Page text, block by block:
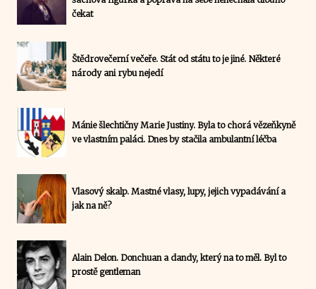
čekat
Štědrovečerní večeře. Stát od státu to je jiné. Některé
národy ani rybu nejedí
Mánie šlechtičny Marie Justiny. Byla to chorá vězeňkyně
ve vlastním paláci. Dnes by stačila ambulantní léčba
Vlasový skalp. Mastné vlasy, lupy, jejich vypadávání a
jak na ně?
Alain Delon. Donchuan a dandy, který na to měl. Byl to
prostě gentleman